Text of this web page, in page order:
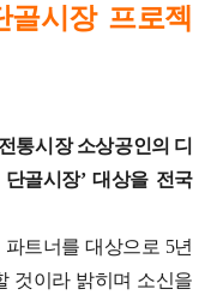
골시장 프로젝
통시장 소상공인의 디
골시장’ 대상을 전국
트너를 대상으로 5년
것이라 밝히며 소신을